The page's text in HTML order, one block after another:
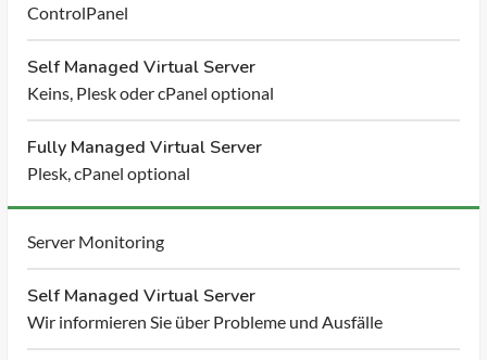
ControlPanel
Self Managed Virtual Server
Keins, Plesk oder cPanel optional
Fully Managed Virtual Server
Plesk, cPanel optional
Server Monitoring
Self Managed Virtual Server
Wir informieren Sie über Probleme und Ausfälle